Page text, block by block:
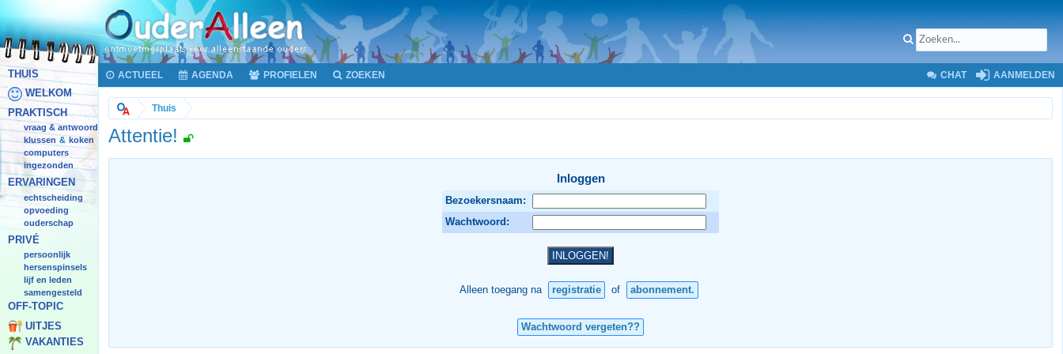
THUIS
WELKOM
PRAKTISCH
vraag & antwoord
klussen & koken
computers
ingezonden
ERVARINGEN
echtscheiding
opvoeding
ouderschap
PRIVÉ
persoonlijk
hersenspinsels
lijf en leden
samengesteld
OFF-TOPIC
UITJES
VAKANTIES
ACTUEEL AGENDA PROFIELEN ZOEKEN CHAT AANMELDEN
Thuis
Attentie!
Inloggen
Bezoekersnaam:
Wachtwoord:
Alleen toegang na registratie of abonnement.
Wachtwoord vergeten??